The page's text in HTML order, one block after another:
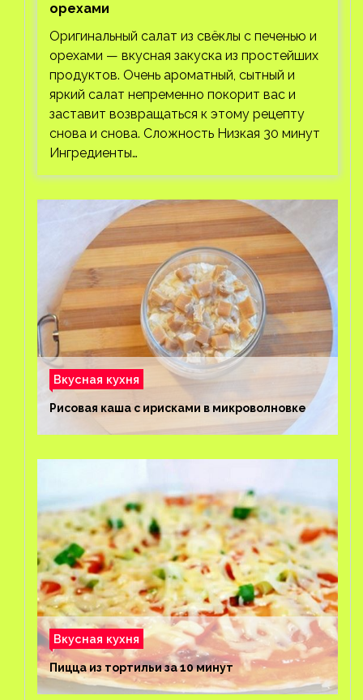
орехами
Оригинальный салат из свёклы с печенью и
орехами — вкусная закуска из простейших
продуктов. Очень ароматный, сытный и
яркий салат непременно покорит вас и
заставит возвращаться к этому рецепту
снова и снова. Сложность Низкая 30 минут
Ингредиенты…
Вкусная кухня
Рисовая каша с ирисками в микроволновке
Вкусная кухня
Пицца из тортильи за 10 минут